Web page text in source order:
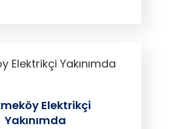
Elektrikçi
Yakınımda